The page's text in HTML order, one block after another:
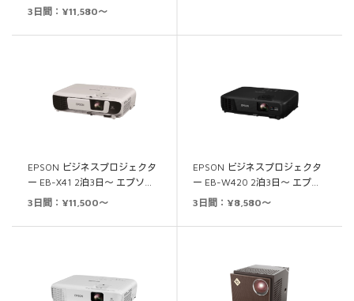
5段階中
3日間：¥11,580～
EPSON ビジネスプロジェクタ
ー EB-X41 2泊3日～ エプソ…
3日間：¥11,500～
EPSON ビジネスプロジェクタ
ー EB-W420 2泊3日～ エプ…
3日間：¥8,580～